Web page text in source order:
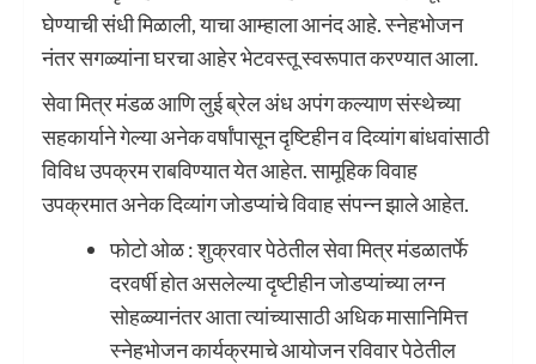
घेण्याची संधी मिळाली, याचा आम्हाला आनंद आहे. स्नेहभोजन
नंतर सगळ्यांना घरचा आहेर भेटवस्तू स्वरूपात करण्यात आला.
सेवा मित्र मंडळ आणि लुई ब्रेल अंध अपंग कल्याण संस्थेच्या
सहकार्याने गेल्या अनेक वर्षांपासून दृष्टिहीन व दिव्यांग बांधवांसाठी
विविध उपक्रम राबविण्यात येत आहेत. सामूहिक विवाह
उपक्रमात अनेक दिव्यांग जोडप्यांचे विवाह संपन्न झाले आहेत.
फोटो ओळ : शुक्रवार पेठेतील सेवा मित्र मंडळातर्फे
दरवर्षी होत असलेल्या दृष्टीहीन जोडप्यांच्या लग्न
सोहळ्यानंतर आता त्यांच्यासाठी अधिक मासानिमित्त
स्नेहभोजन कार्यक्रमाचे आयोजन रविवार पेठेतील